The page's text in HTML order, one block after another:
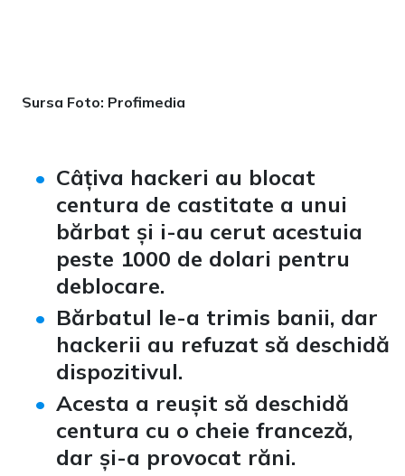
Sursa Foto: Profimedia
Câțiva hackeri au blocat
centura de castitate a unui
bărbat și i-au cerut acestuia
peste 1000 de dolari pentru
deblocare.
Bărbatul le-a trimis banii, dar
hackerii au refuzat să deschidă
dispozitivul.
Acesta a reușit să deschidă
centura cu o cheie franceză,
dar și-a provocat răni.